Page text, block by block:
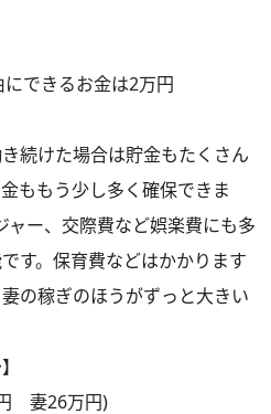
できるお金は2万円
続けた場合は貯金もたくさん
ももう少し多く確保できま
ャー、交際費など娯楽費にも多
す。保育費などはかかります
の稼ぎのほうがずっと大きい
妻26万円)